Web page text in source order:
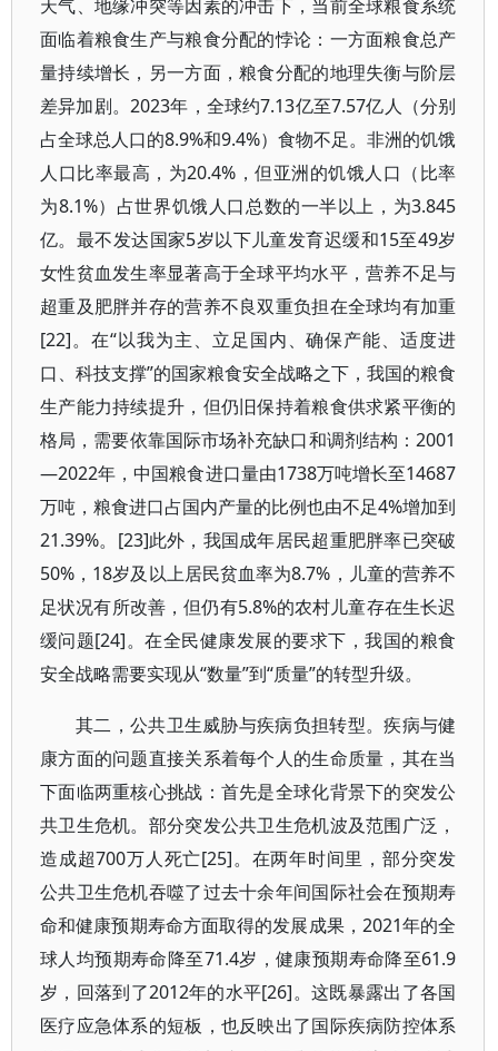
天气、地缘冲突等因素的冲击下，当前全球粮食系统
面临着粮食生产与粮食分配的悖论：一方面粮食总产
量持续增长，另一方面，粮食分配的地理失衡与阶层
差异加剧。2023年，全球约7.13亿至7.57亿人（分别
占全球总人口的8.9%和9.4%）食物不足。非洲的饥饿
人口比率最高，为20.4%，但亚洲的饥饿人口（比率
为8.1%）占世界饥饿人口总数的一半以上，为3.845
亿。最不发达国家5岁以下儿童发育迟缓和15至49岁
女性贫血发生率显著高于全球平均水平，营养不足与
超重及肥胖并存的营养不良双重负担在全球均有加重
[22]。在“以我为主、立足国内、确保产能、适度进
口、科技支撑”的国家粮食安全战略之下，我国的粮食
生产能力持续提升，但仍旧保持着粮食供求紧平衡的
格局，需要依靠国际市场补充缺口和调剂结构：2001
—2022年，中国粮食进口量由1738万吨增长至14687
万吨，粮食进口占国内产量的比例也由不足4%增加到
21.39%。[23]此外，我国成年居民超重肥胖率已突破
50%，18岁及以上居民贫血率为8.7%，儿童的营养不
足状况有所改善，但仍有5.8%的农村儿童存在生长迟
缓问题[24]。在全民健康发展的要求下，我国的粮食
安全战略需要实现从“数量”到“质量”的转型升级。
其二，公共卫生威胁与疾病负担转型。疾病与健
康方面的问题直接关系着每个人的生命质量，其在当
下面临两重核心挑战：首先是全球化背景下的突发公
共卫生危机。部分突发公共卫生危机波及范围广泛，
造成超700万人死亡[25]。在两年时间里，部分突发
公共卫生危机吞噬了过去十余年间国际社会在预期寿
命和健康预期寿命方面取得的发展成果，2021年的全
球人均预期寿命降至71.4岁，健康预期寿命降至61.9
岁，回落到了2012年的水平[26]。这既暴露出了各国
医疗应急体系的短板，也反映出了国际疾病防控体系